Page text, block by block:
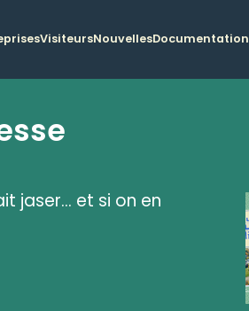
VisiteursNouvellesDocumentation
jaser... et si on en